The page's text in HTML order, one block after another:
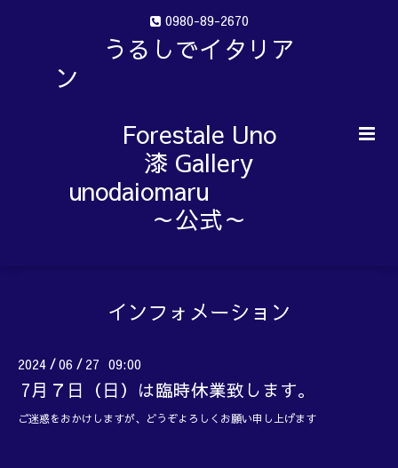
0980-89-2670
うるしでイタリア
ン
Forestale Uno
漆 Gallery
unodaiomaru
～公式～
インフォメーション
2024 /06 / 27 09:00
7月７日（日）は臨時休業致します。
ご迷惑をおかけしますが、どうぞよろしくお願い申し上げます